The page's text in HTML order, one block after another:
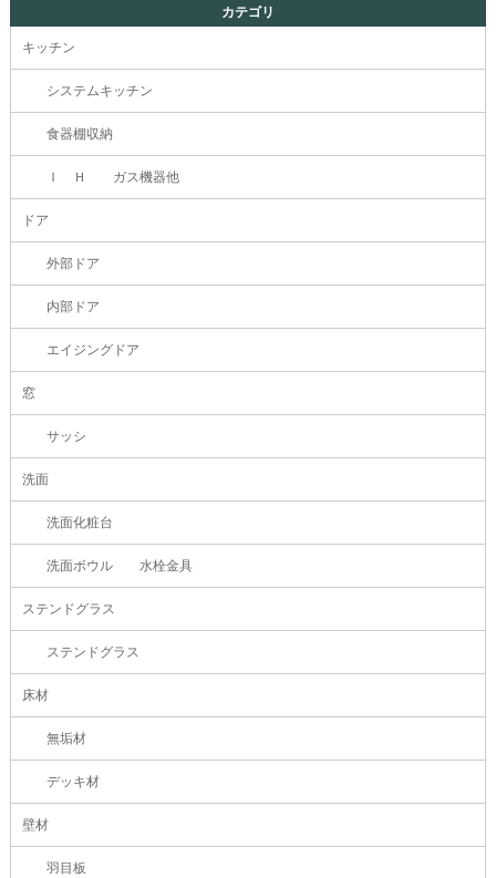
カテゴリ
キッチン
システムキッチン
食器棚収納
Ｉ Ｈ ガス機器他
ドア
外部ドア
内部ドア
エイジングドア
窓
サッシ
洗面
洗面化粧台
洗面ボウル 水栓金具
ステンドグラス
ステンドグラス
床材
無垢材
デッキ材
壁材
羽目板